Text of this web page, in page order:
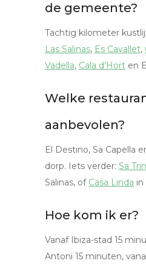
de gemeente?
Tachtig kilometer
Las Salinas, Es Cavallet,
Vadella, Cala d’Hort en
Welke
aanbevolen?
El Destino, Sa Capella
dorp. Iets verder: Sa
Salinas, of Casa Linda in
Hoe kom ik er?
Vanaf Ibiza-stad 15
Antoni 15 minuten,